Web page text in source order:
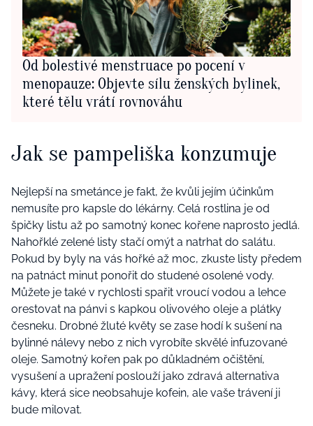
Od bolestivé menstruace po pocení v
menopauze: Objevte sílu ženských bylinek,
které tělu vrátí rovnováhu
Jak se pampeliška konzumuje
Nejlepší na smetánce je fakt, že kvůli jejím účinkům
nemusíte pro kapsle do lékárny. Celá rostlina je od
špičky listu až po samotný konec kořene naprosto jedlá.
Nahořklé zelené listy stačí omýt a natrhat do salátu.
Pokud by byly na vás hořké až moc, zkuste listy předem
na patnáct minut ponořit do studené osolené vody.
Můžete je také v rychlosti spařit vroucí vodou a lehce
orestovat na pánvi s kapkou olivového oleje a plátky
česneku. Drobné žluté květy se zase hodí k sušení na
bylinné nálevy nebo z nich vyrobíte skvělé infuzované
oleje. Samotný kořen pak po důkladném očištění,
vysušení a upražení poslouží jako zdravá alternativa
kávy, která sice neobsahuje kofein, ale vaše trávení ji
bude milovat.